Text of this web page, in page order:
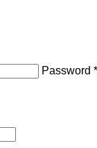
Password *